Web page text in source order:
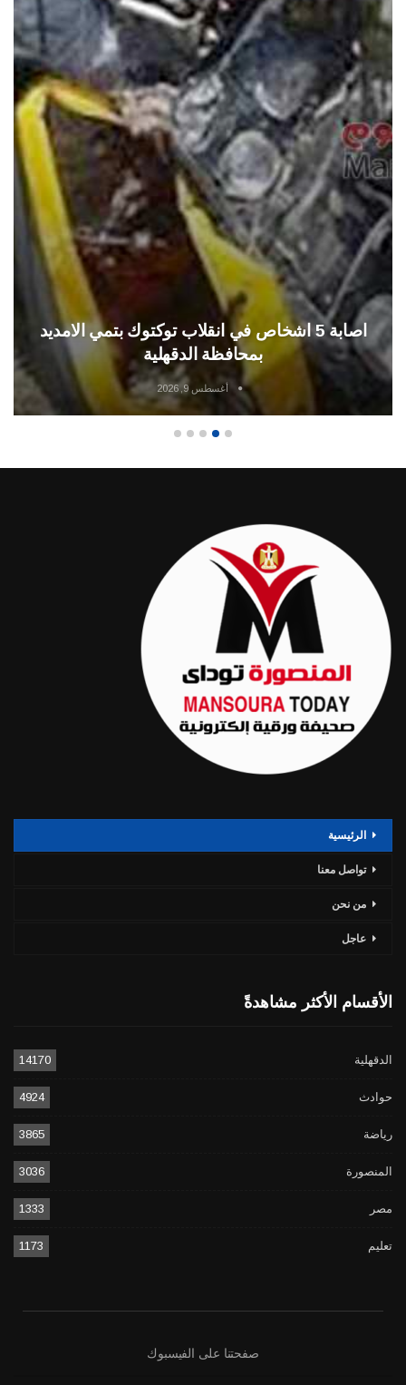
مصرع شخص بطلق ناري بقرية ابو نبهان بمحافظة
الدقهلية
أغسطس 9, 2026
الرئيسية
تواصل معنا
من نحن
عاجل
الأقسام الأكثر مشاهدةً
الدقهلية 14170
حوادث 4924
رياضة 3865
المنصورة 3036
مصر 1333
تعليم 1173
صفحتنا على الفيسبوك